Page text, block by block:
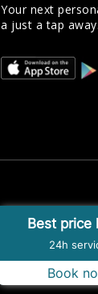
Your next
a just a tap away.
Best price
24h
Book